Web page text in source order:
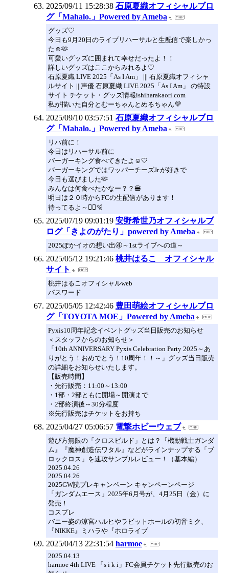
2025/09/11 15:28:38 石原夏織オフィシャルブロ
グ「Mahalo.」Powered by Ameba
グッズ♡
今日も9月20日のライブリハーサルと生配信で楽しかっ
た☺️🫶
可愛いグッズに囲まれて幸せだったよ！！
詳しいグッズはここからみれるよ♡
石原夏織 LIVE 2025「As I Am」 ||| 石原夏織オフィシャ
ルサイト |||声優 石原夏織 LIVE 2025「As I Am」 の特設
サイト チケット・グッズ情報ishiharakaori.com
私が描いた自分とむーちゃんとめるちゃん💜
2025/09/10 03:57:51 石原夏織オフィシャルブロ
グ「Mahalo.」Powered by Ameba
リハ前に！
今日はリハーサル前に
バーガーキング食べてきたよ☺️🤍
バーガーキングではワッパーチーズJr.が好きで
今日も選びました🫶
みんなは何食べたかなー？？🍔
明日は２０時からFCの生配信があります！
待ってるよ～🙋‍♀️🫧
2025/07/19 09:01:19 安野希世乃オフィシャルブ
ログ「きよのがたり」powered by Ameba
2025ぽかイオの想い出④～1stライブへの道～
2025/05/12 19:21:46 桃井はるこ オフィシャル
サイト
桃井はるこオフィシャルweb
パスワード
2025/05/05 12:42:46 豊田萌絵オフィシャルブロ
グ「TOYOTA MOE」Powered by Ameba
Pyxis10周年記念イベントグッズ当日販売のお知らせ
＜スタッフからのお知らせ＞
「10th ANNIVERSARY Pyxis Celebration Party 2025～あ
りがとう！おめでとう！10周年！！～」グッズ当日販売
の詳細をお知らせいたします。
【販売時間】
・先行販売：11:00～13:00
・1部・2部ともに開場～開演まで
・2部終演後～30分程度
※先行販売はチケットをお持ち
2025/04/27 05:06:57 電撃ホビーウェブ
遊び方無限の「クロスビルド」とは？『機動戦士ガンダ
ム』『魔神創造伝ワタル』などがラインナップする「ブ
ロックロス」を速攻サンプルレビュー！（基本編）
2025.04.26
2025.04.26
2025GW読プレキャンペーン キャンペーンページ
「ガンダムエース」2025年6月号が、4月25日（金）に
発売！
コスプレ
バニー姿の涼宮ハルヒやラビットホールの初音ミク、
『NIKKE』ミハラや『ホロライブ
2025/04/13 22:31:54 harmoe
2025.04.13
harmoe 4th LIVE 「s i k i」FC会員チケット先行販売のお